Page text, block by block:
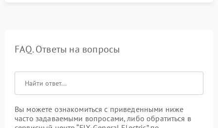
FAQ. Ответы на вопросы
Вы можете ознакомиться с приведенными ниже
часто задаваемыми вопросами, либо обратиться в